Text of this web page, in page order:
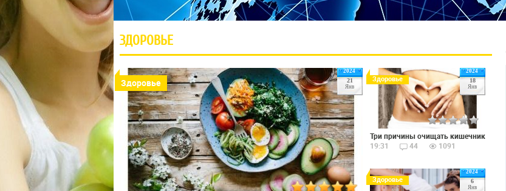
ЗДОРОВЬЕ
2024
21
Янв
Здоровье
2024
18
Янв
Здоровье
Три причины очищать кишечник
19:31
44 1091
2024
6
Янв
Здоровье